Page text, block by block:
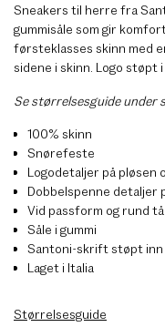
Sneakers til herre fra
gummisåle som gir
førsteklasses skinn med
sidene i skinn. Logo støpt
Se størrelsesguide under
100% skinn
Snørefeste
Logodetaljer på pløsen
Dobbelspenne detaljer
Vid passform og rund tå
Såle i gummi
Santoni-skrift støpt inn
Laget i Italia
Størrelsesguide